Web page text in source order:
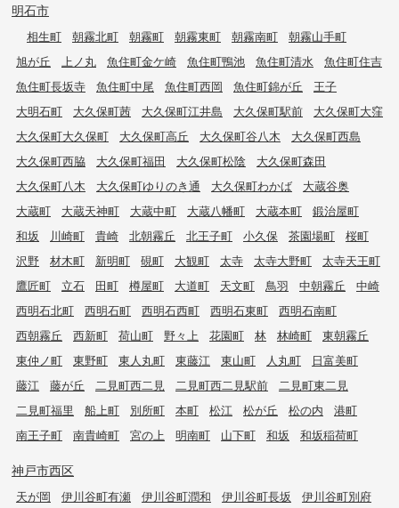
明石市
相生町 朝霧北町 朝霧町 朝霧東町 朝霧南町
朝霧山手町
旭が丘
上ノ丸 魚住町金ケ崎 魚住町鴨池 魚住町清水
魚住町住吉
魚住町長坂寺
魚住町中尾 魚住町西岡 魚住町錦が丘
王子
大明石町
大久保町茜 大久保町江井島 大久保町駅前
大久保町大窪
大久保町大久保町
大久保町高丘 大久保町谷八木
大久保町西島
大久保町西脇
大久保町福田 大久保町松陰
大久保町森田
大久保町八木
大久保町ゆりのき通 大久保町わかば
大蔵谷奥
大蔵町
大蔵天神町 大蔵中町 大蔵八幡町 大蔵本町
鍛治屋町
和坂
川崎町 貴崎 北朝霧丘 北王子町 小久保 茶園場町
桜町
沢野
材木町 新明町 硯町 大観町 太寺 太寺大野町
太寺天王町
鷹匠町
立石 田町 樽屋町 大道町 天文町 鳥羽 中朝霧丘
中崎
西明石北町
西明石町 西明石西町 西明石東町
西明石南町
西朝霧丘
西新町 荷山町 野々上 花園町 林 林崎町
東朝霧丘
東仲ノ町
東野町 東人丸町 東藤江 東山町 人丸町
日富美町
藤江
藤が丘 二見町西二見 二見町西二見駅前
二見町東二見
二見町福里
船上町 別所町 本町 松江 松が丘 松の内
港町
南王子町
南貴崎町 宮の上 明南町 山下町 和坂 和坂稲荷町
神戸市西区
天が岡 伊川谷町有瀬 伊川谷町潤和 伊川谷町長坂
伊川谷町別府